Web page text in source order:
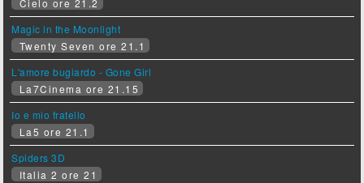
Cielo ore 21.2
Magic in the Moonlight
Twenty Seven ore 21.1
L'amore bugiardo - Gone Girl
La7Cinema ore 21.15
Io e mio fratello
La5 ore 21.1
Spiders 3D
Italia 2 ore 21